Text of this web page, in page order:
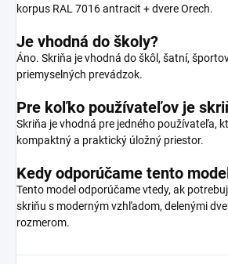
korpus RAL 7016 antracit + dvere Orech.
Je vhodná do školy?
Áno. Skriňa je vhodná do škôl, šatní,
priemyselných prevádzok.
Pre koľko používateľov je
Skriňa je vhodná pre jedného používateľa,
kompaktný a praktický úložný priestor.
Kedy odporúčame tento
Tento model odporúčame vtedy, ak
skriňu s moderným vzhľadom, delenými
rozmerom.